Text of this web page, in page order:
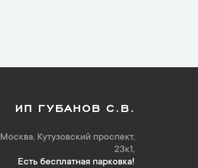
ИП ГУБАНОВ С.В.
Москва, Кутузовский проспект,
23к1,
Есть бесплатная парковка!